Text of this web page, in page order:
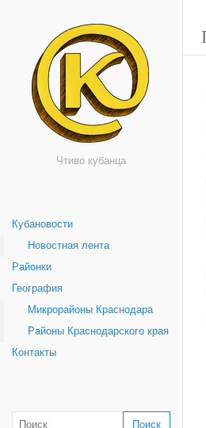
Чтиво кубанца
Кубановости
Новостная лента
Районки
География
Микрорайоны Краснодара
Районы Краснодарского края
Контакты